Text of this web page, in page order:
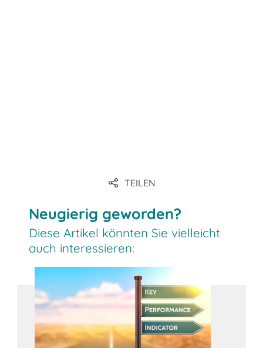
Link
TEILEN
Neugierig geworden?
Diese Artikel könnten Sie vielleicht
auch interessieren: